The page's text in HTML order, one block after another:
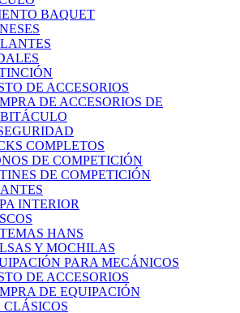
BAQUET
DE ACCESORIOS
DE ACCESORIOS DE
COMPLETOS
DE COMPETICIÓN
DE COMPETICIÓN
INTERIOR
HANS
Y MOCHILAS
PARA MECÁNICOS
DE ACCESORIOS
DE EQUIPACIÓN
CLÁSICOS